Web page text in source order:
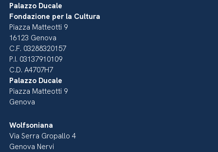
Palazzo Ducale
Fondazione per la Cultura
Piazza Matteotti 9
16123 Genova
C.F. 03288320157
P.I. 03137910109
C.D. A4707H7
Palazzo Ducale
Piazza Matteotti 9
Genova
Wolfsoniana
Via Serra Gropallo 4
Genova Nervi